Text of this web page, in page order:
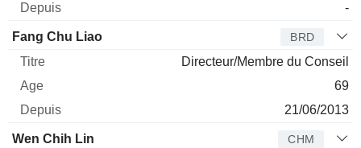
-
Fang Chu Liao BRD
Directeur/Membre du Conseil
69
21/06/2013
Wen Chih Lin CHM